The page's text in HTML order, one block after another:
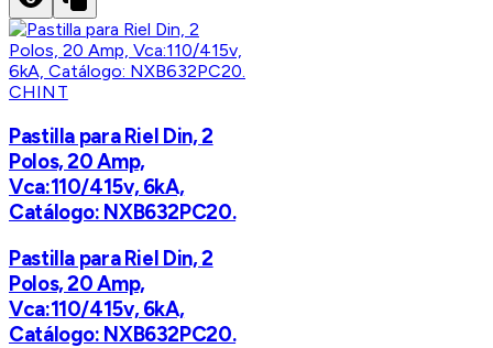
CHINT
Pastilla para Riel Din, 2
Polos, 20 Amp,
Vca:110/415v, 6kA,
Catálogo: NXB632PC20.
Pastilla para Riel Din, 2
Polos, 20 Amp,
Vca:110/415v, 6kA,
Catálogo: NXB632PC20.